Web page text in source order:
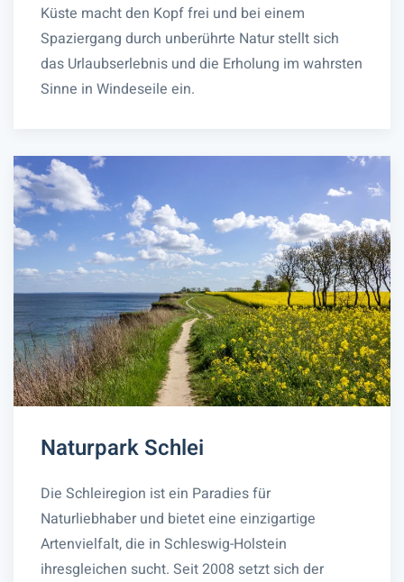
Küste macht den Kopf frei und bei einem
Spaziergang durch unberührte Natur stellt sich
das Urlaubserlebnis und die Erholung im wahrsten
Sinne in Windeseile ein.
Naturpark Schlei
Die Schleiregion ist ein Paradies für
Naturliebhaber und bietet eine einzigartige
Artenvielfalt, die in Schleswig-Holstein
ihresgleichen sucht. Seit 2008 setzt sich der